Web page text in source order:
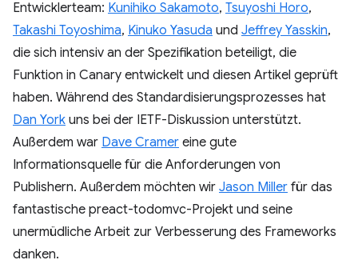
Entwicklerteam: Kunihiko Sakamoto, Tsuyoshi Horo,
Takashi Toyoshima, Kinuko Yasuda und Jeffrey Yasskin,
die sich intensiv an der Spezifikation beteiligt, die
Funktion in Canary entwickelt und diesen Artikel geprüft
haben. Während des Standardisierungsprozesses hat
Dan York uns bei der IETF-Diskussion unterstützt.
Außerdem war Dave Cramer eine gute
Informationsquelle für die Anforderungen von
Publishern. Außerdem möchten wir Jason Miller für das
fantastische preact-todomvc-Projekt und seine
unermüdliche Arbeit zur Verbesserung des Frameworks
danken.